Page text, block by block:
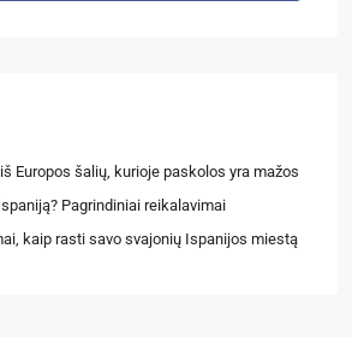
Europos šalių, kurioje paskolos yra mažos
Pagrindiniai reikalavimai
kaip rasti savo svajonių Ispanijos miestą